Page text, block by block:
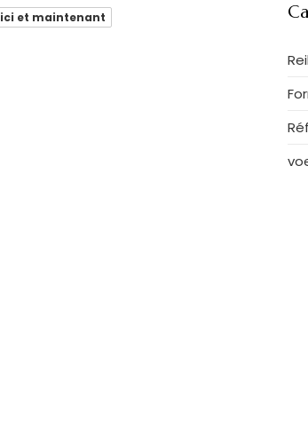
ici et maintenant